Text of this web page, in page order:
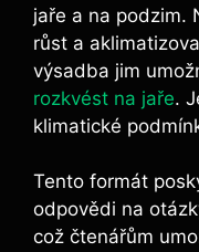
jaře a na podzim.
růst a
výsadba jim
rozkvést na jaře.
klimatické
Tento formát
odpovědi na
což čtenářům